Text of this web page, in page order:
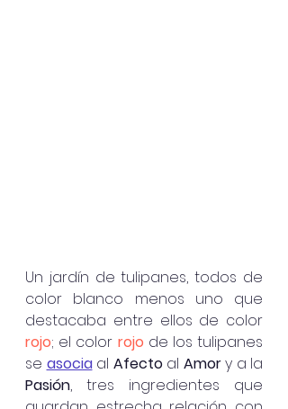
Un jardín de tulipanes, todos de
color blanco menos uno que
rojo; el color rojo de los tulipanes
se asocia al Afecto al Amor
Pasión, tres ingredientes que